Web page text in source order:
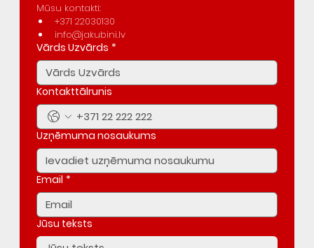
Mūsu kontakti:
+371 22030130
info@jakubini.lv
Vārds Uzvārds *
Kontakttālrunis
Uzņēmuma nosaukums
Email *
Jūsu teksts